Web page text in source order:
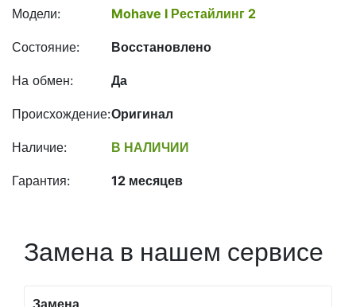
Модели: Mohave I Рестайлинг 2
Состояние: Восстановлено
На обмен: Да
Происхождение:Оригинал
Наличие: В НАЛИЧИИ
Гарантия: 12 месяцев
Замена в нашем сервисе
Замена